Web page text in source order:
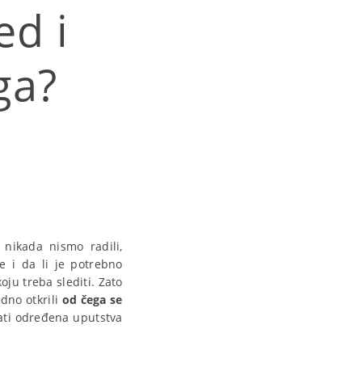
i
nismo radili,
i da li je potrebno
treba slediti. Zato
otkrili od čega se
određena uputstva